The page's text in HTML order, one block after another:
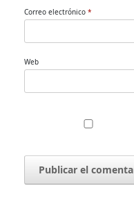
Correo electrónico *
Web